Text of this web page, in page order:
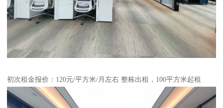
初次租金报价：120元/平方米/月左右 整栋出租，100平方米起租